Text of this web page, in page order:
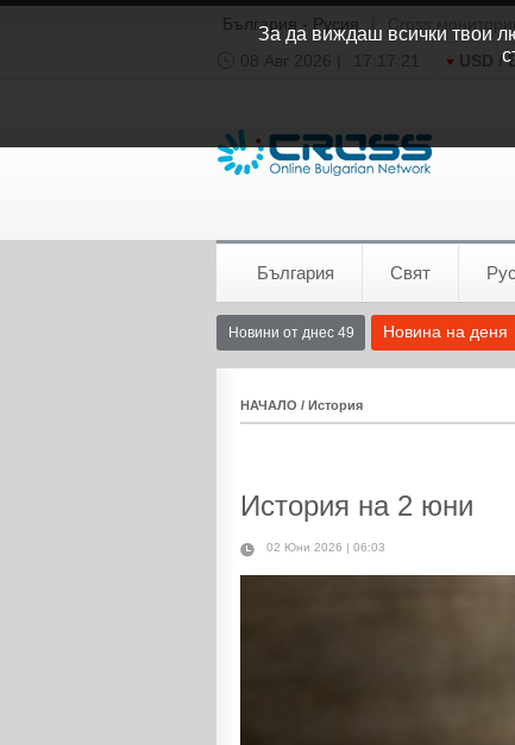
България - Русия Cross
08 Авг 2026 |
17:17:22 USD /
България Свят
Новини от днес 49 Новина на деня
НАЧАЛО / История
История на 2 юни
02 Юни 2026 | 06:03
За да виждаш всички твои